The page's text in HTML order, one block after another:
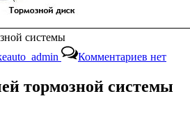
системы
Комментариевзаписи
рабочей
нет
тормозной системы